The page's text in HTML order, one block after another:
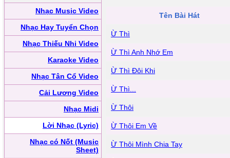
Nhạc Music Video
Nhạc Hay Tuyển Chọn
Nhạc Thiếu Nhi Video
Karaoke Video
Nhạc Tân Cổ Video
Cải Lương Video
Nhạc Midi
Lời Nhạc (Lyric)
Nhạc có Nốt (Music
Sheet)
Tên Bài Hát
Ừ Thì
Ừ Thì Anh Nhớ Em
Ừ Thì Đôi Khi
Ừ Thì...
Ừ Thôi
Ừ Thôi Em Về
Ừ Thôi Mình Chia Tay